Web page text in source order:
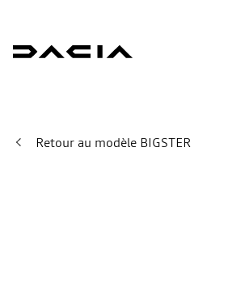
Retour au modèle BIGSTER